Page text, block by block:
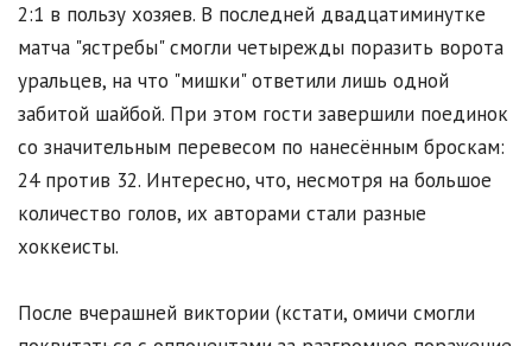
2:1 в пользу хозяев. В последней двадцатиминутке
матча "ястребы" смогли четырежды поразить ворота
уральцев, на что "мишки" ответили лишь одной
забитой шайбой. При этом гости завершили поединок
со значительным перевесом по нанесённым броскам:
24 против 32. Интересно, что, несмотря на большое
количество голов, их авторами стали разные
хоккеисты.
После вчерашней виктории (кстати, омичи смогли